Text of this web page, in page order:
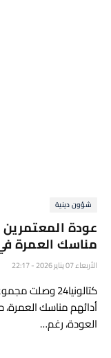
شؤون دينية
عودة المعتمرين
مناسك العمرة
الأربعاء 07 يناير 2026 - 22:17
كتالونيا24
أدائهم مناسك
العودة، رغم…